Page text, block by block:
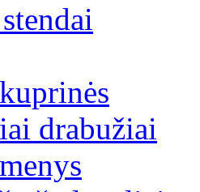
drabužiai